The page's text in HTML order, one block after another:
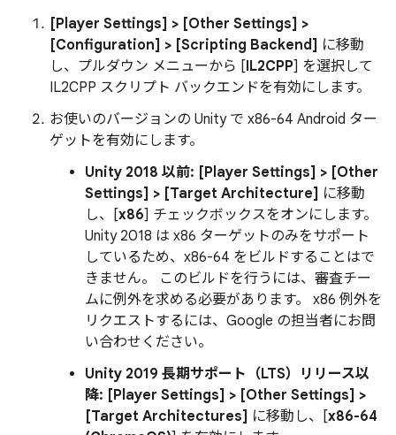
[Player Settings] > [Other Settings] >
[Configuration] > [Scripting Backend] に移動
し、プルダウン メニューから [IL2CPP] を選択して
IL2CPP スクリプト バックエンドを有効にします。
お使いのバージョンの Unity で x86-64 Android ター
ゲットを有効にします。
Unity 2018 以前: [Player Settings] > [Other
Settings] > [Target Architecture] に移動
し、[x86] チェックボックスをオンにします。
Unity 2018 は x86 ターゲットのみをサポート
しているため、x86-64 をビルドすることはで
きません。 このビルドを行うには、審査チー
ムに例外を求める必要があります。 x86 例外を
リクエストするには、Google の担当者にお問
い合わせください。
Unity 2019 長期サポート（LTS）リリース以
降: [Player Settings] > [Other Settings] >
[Target Architectures] に移動し、[x86-64